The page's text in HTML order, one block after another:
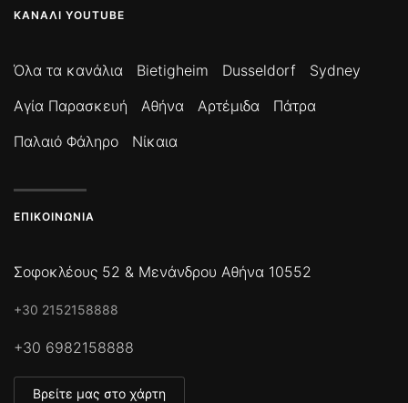
ΚΑΝΆΛΙ YOUTUBE
Όλα τα κανάλια Bietigheim Dusseldorf
Sydney
Αγία Παρασκευή
Αθήνα Αρτέμιδα
Πάτρα
Παλαιό Φάληρο
Νίκαια
ΕΠΙΚΟΙΝΩΝΊΑ
Σοφοκλέους 52 & Μενάνδρου Αθήνα 10552
+30 2152158888
+30 6982158888
Βρείτε μας στο χάρτη